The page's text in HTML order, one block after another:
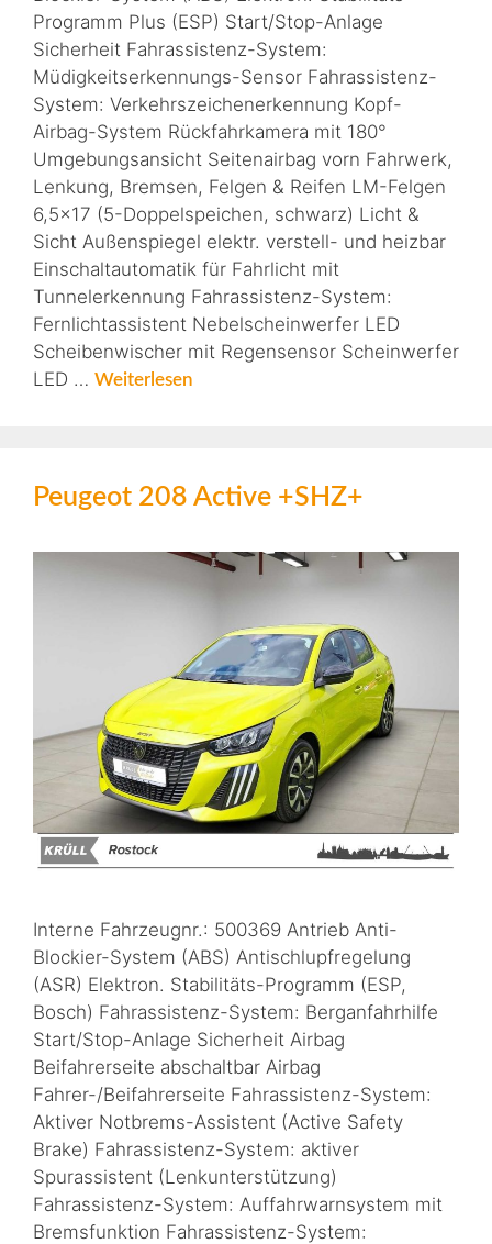
Programm Plus (ESP) Start/Stop-Anlage
Sicherheit Fahrassistenz-System:
Müdigkeitserkennungs-Sensor Fahrassistenz-
System: Verkehrszeichenerkennung Kopf-
Airbag-System Rückfahrkamera mit 180°
Umgebungsansicht Seitenairbag vorn Fahrwerk,
Lenkung, Bremsen, Felgen & Reifen LM-Felgen
6,5×17 (5-Doppelspeichen, schwarz) Licht &
Sicht Außenspiegel elektr. verstell- und heizbar
Einschaltautomatik für Fahrlicht mit
Tunnelerkennung Fahrassistenz-System:
Fernlichtassistent Nebelscheinwerfer LED
Scheibenwischer mit Regensensor Scheinwerfer
LED … Weiterlesen
Peugeot 208 Active +SHZ+
Interne Fahrzeugnr.: 500369 Antrieb Anti-
Blockier-System (ABS) Antischlupfregelung
(ASR) Elektron. Stabilitäts-Programm (ESP,
Bosch) Fahrassistenz-System: Berganfahrhilfe
Start/Stop-Anlage Sicherheit Airbag
Beifahrerseite abschaltbar Airbag
Fahrer-/Beifahrerseite Fahrassistenz-System:
Aktiver Notbrems-Assistent (Active Safety
Brake) Fahrassistenz-System: aktiver
Spurassistent (Lenkunterstützung)
Fahrassistenz-System: Auffahrwarnsystem mit
Bremsfunktion Fahrassistenz-System: